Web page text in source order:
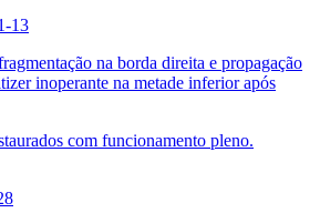
13
na borda direita e propagação
inoperante na metade inferior após
com funcionamento pleno.